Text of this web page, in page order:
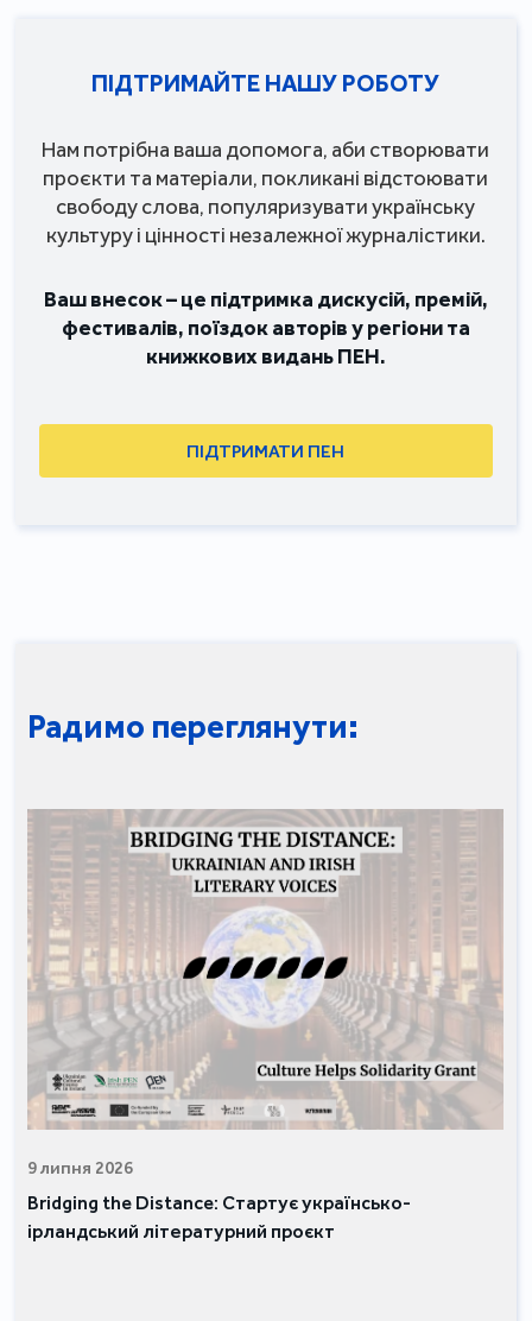
ПІДТРИМАЙТЕ НАШУ РОБОТУ
Нам потрібна ваша допомога, аби створювати
проєкти та матеріали, покликані відстоювати
свободу слова, популяризувати українську
культуру і цінності незалежної журналістики.
Ваш внесок – це підтримка дискусій, премій,
фестивалів, поїздок авторів у регіони та
книжкових видань ПЕН.
ПІДТРИМАТИ ПЕН
Радимо переглянути:
9 липня 2026
Bridging the Distance: Стартує українсько-
ірландський літературний проєкт